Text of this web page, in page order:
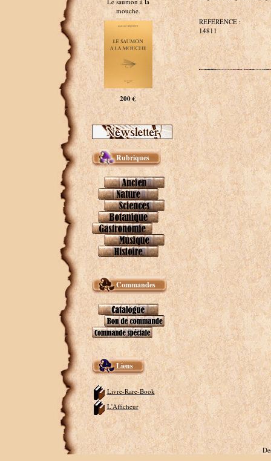
mouche.
200 €
Rubriques
Commandes
Liens
Livre-Rare-Book
L'Afficheur
REFERENCE :
14811